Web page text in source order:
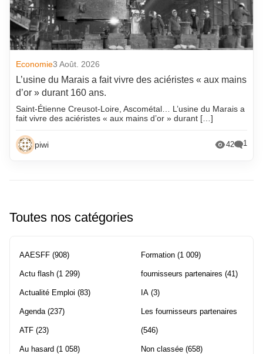
Economie3 Août. 2026
L’usine du Marais a fait vivre des aciéristes « aux mains
d’or » durant 160 ans.
Saint-Étienne Creusot-Loire, Ascométal… L’usine du Marais a
fait vivre des aciéristes « aux mains d’or » durant […]
piwi 42 1
Toutes nos catégories
AAESFF (908)
Actu flash (1 299)
Actualité Emploi (83)
Agenda (237)
ATF (23)
Au hasard (1 058)
Formation (1 009)
fournisseurs partenaires (41)
IA (3)
Les fournisseurs partenaires
(546)
Non classée (658)